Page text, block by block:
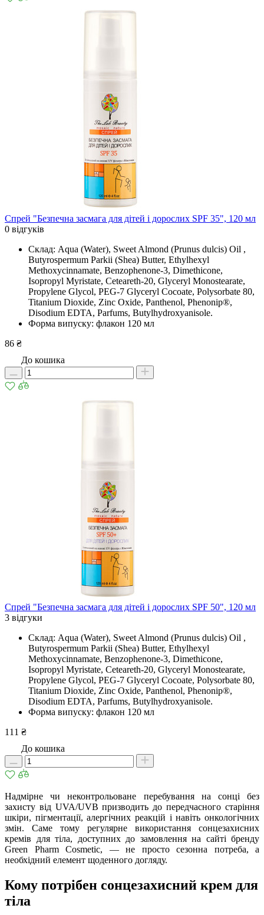
Спрей "Безпечна засмага для дітей і дорослих SPF 35", 120 мл
0 відгуків
Склад: Aqua (Water), Sweet Almond (Prunus dulcis) Oil ,
Butyrospermum Parkii (Shea) Butter, Ethylhexyl
Methoxycinnamate, Benzophenone-3, Dimethicone,
Isopropyl Myristate, Ceteareth-20, Glyceryl Monostearate,
Propylene Glycol, PEG-7 Glyceryl Cocoate, Polysorbate 80,
Titanium Dioxide, Zinc Oxide, Panthenol, Phenonip®,
Disodium EDTA, Parfums, Butylhydroxyanisole.
Форма випуску: флакон 120 мл
86 ₴
До кошика
Спрей "Безпечна засмага для дітей і дорослих SPF 50", 120 мл
3 відгуки
Склад: Aqua (Water), Sweet Almond (Prunus dulcis) Oil ,
Butyrospermum Parkii (Shea) Butter, Ethylhexyl
Methoxycinnamate, Benzophenone-3, Dimethicone,
Isopropyl Myristate, Ceteareth-20, Glyceryl Monostearate,
Propylene Glycol, PEG-7 Glyceryl Cocoate, Polysorbate 80,
Titanium Dioxide, Zinc Oxide, Panthenol, Phenonip®,
Disodium EDTA, Parfums, Butylhydroxyanisole.
Форма випуску: флакон 120 мл
111 ₴
До кошика
Надмірне чи неконтрольоване перебування на сонці без
захисту від UVA/UVB призводить до передчасного старіння
шкіри, пігментації, алергічних реакцій і навіть онкологічних
змін. Саме тому регулярне використання сонцезахисних
кремів для тіла, доступних до замовлення на сайті бренду
Green Pharm Cosmetic, — не просто сезонна потреба, а
необхідний елемент щоденного догляду.
Кому потрібен сонцезахисний крем для
тіла